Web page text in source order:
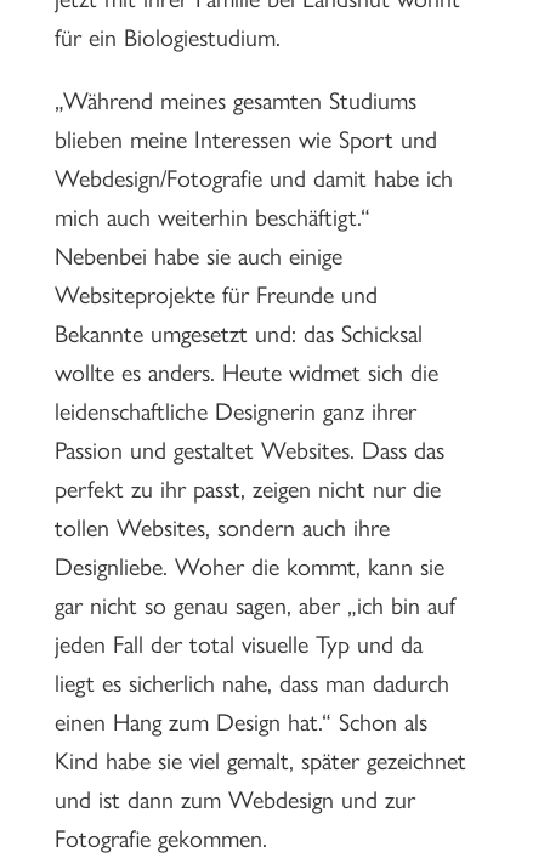
für ein Biologiestudium.
„Während meines gesamten Studiums
blieben meine Interessen wie Sport und
Webdesign/Fotografie und damit habe ich
mich auch weiterhin beschäftigt.“
Nebenbei habe sie auch einige
Websiteprojekte für Freunde und
Bekannte umgesetzt und: das Schicksal
wollte es anders. Heute widmet sich die
leidenschaftliche Designerin ganz ihrer
Passion und gestaltet Websites. Dass das
perfekt zu ihr passt, zeigen nicht nur die
tollen Websites, sondern auch ihre
Designliebe. Woher die kommt, kann sie
gar nicht so genau sagen, aber „ich bin auf
jeden Fall der total visuelle Typ und da
liegt es sicherlich nahe, dass man dadurch
einen Hang zum Design hat.“ Schon als
Kind habe sie viel gemalt, später gezeichnet
und ist dann zum Webdesign und zur
Fotografie gekommen.